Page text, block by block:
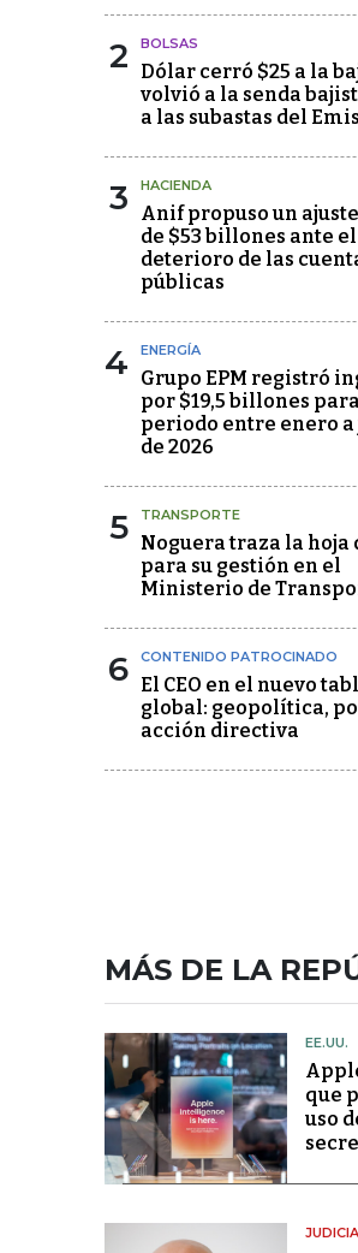
2 BOLSAS
Dólar cerró $25 a la
volvió a la senda
a las subastas del
3 HACIENDA
Anif propuso un
de $53 billones ante el
deterioro de las
públicas
4 ENERGÍA
Grupo EPM registró
por $19,5 billones
periodo entre enero a
de 2026
5 TRANSPORTE
Noguera traza la hoja
para su gestión en el
Ministerio de
6 CONTENIDO PATROCINADO
El CEO en el nuevo
global: geopolítica,
acción directiva
MÁS DE LA
EE.UU.
que
uso